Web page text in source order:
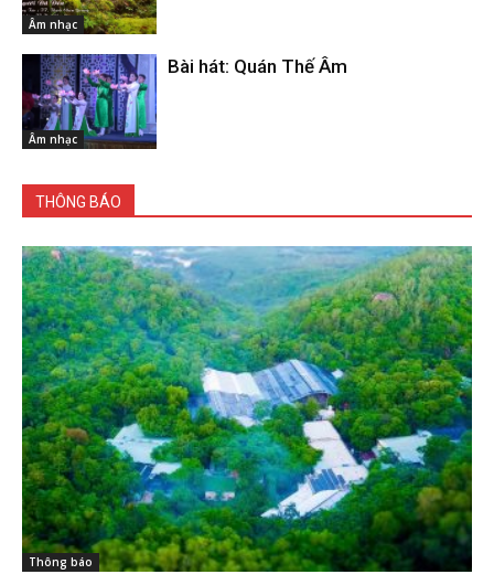
Âm nhạc
Âm nhạc
Bài hát: Quán Thế Âm
THÔNG BÁO
Thông báo